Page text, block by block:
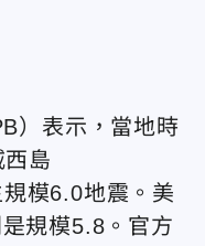
）表示，當地時
島
模6.0地震。美
規模5.8。官方